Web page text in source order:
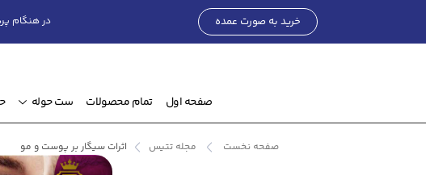
خرید به صورت عمده در هنگام
صفحه اول تمام محصولات ست حوله
صفحه نخست مجله تتیس اثرات سیگار بر پوست و مو